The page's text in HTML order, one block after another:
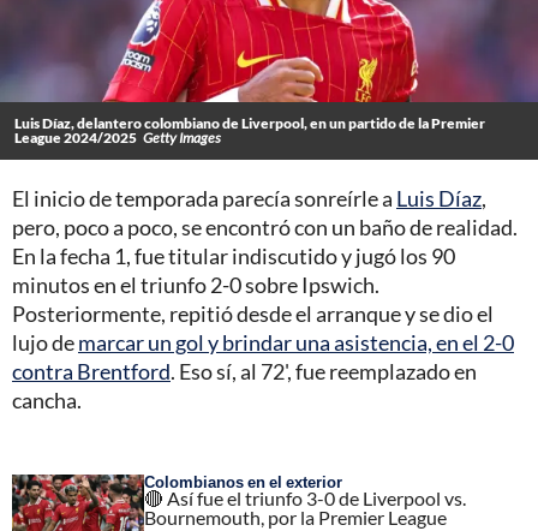
Luis Díaz, delantero colombiano de Liverpool, en un partido de la Premier
League 2024/2025 Getty Images
El inicio de temporada parecía sonreírle a Luis Díaz,
pero, poco a poco, se encontró con un baño de realidad.
En la fecha 1, fue titular indiscutido y jugó los 90
minutos en el triunfo 2-0 sobre Ipswich.
Posteriormente, repitió desde el arranque y se dio el
lujo demarcar un gol y brindar una asistencia, en el 2-0
contra Brentford. Eso sí, al 72', fue reemplazado en
cancha.
Colombianos en el exterior
🔴 Así fue el triunfo 3-0 de Liverpool vs.
Bournemouth, por la Premier League